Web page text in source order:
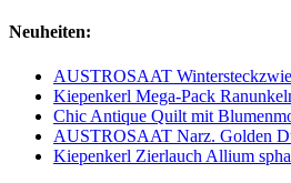
Neuheiten:
AUSTROSAAT
Kiepenkerl Mega-Pack
Chic Antique Quilt mit
AUSTROSAAT Narz. Golden
Kiepenkerl Zierlauch Allium